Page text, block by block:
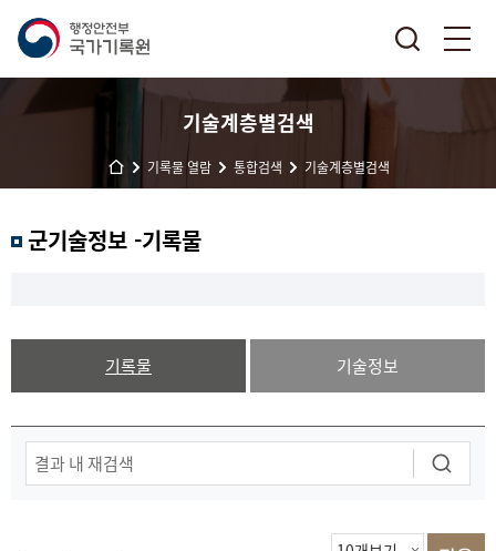
기술계층별검색
기록물 열람 통합검색 기술계층별검색
군기술정보 -기록물
기록물 기술정보